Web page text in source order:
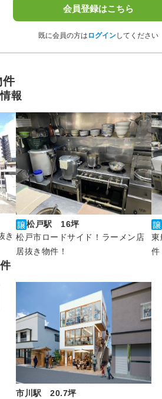
会員登録はこちら
既に会員の方は ログインしてください
件
報
き
松戸駅 16坪
松戸市ロードサイド！ラーメン店
居抜き物件！
東
件
市川駅 20.7坪